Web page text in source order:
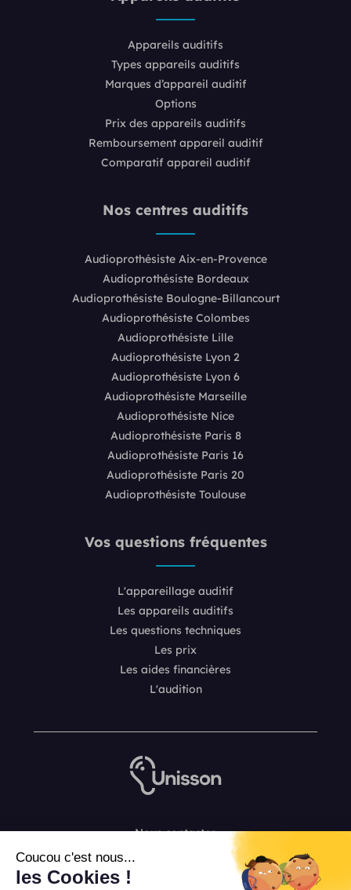
Coucou c'est nous...
les Cookies !
Appareils auditifs
Types appareils auditifs
Marques d’appareil auditif
Options
Prix des appareils auditifs
Remboursement appareil auditif
Comparatif appareil auditif
Nos centres auditifs
Audioprothésiste Aix-en-Provence
Audioprothésiste Bordeaux
Audioprothésiste Boulogne-Billancourt
Audioprothésiste Colombes
Audioprothésiste Lille
Audioprothésiste Lyon 2
Audioprothésiste Lyon 6
Audioprothésiste Marseille
Audioprothésiste Nice
Audioprothésiste Paris 8
Audioprothésiste Paris 16
Audioprothésiste Paris 20
Audioprothésiste Toulouse
Vos questions fréquentes
L'appareillage auditif
Les appareils auditifs
Les questions techniques
Les prix
Les aides financières
L'audition
Nous contacter
L’équipe de rédaction Unisson
Conditions Générales de Vente